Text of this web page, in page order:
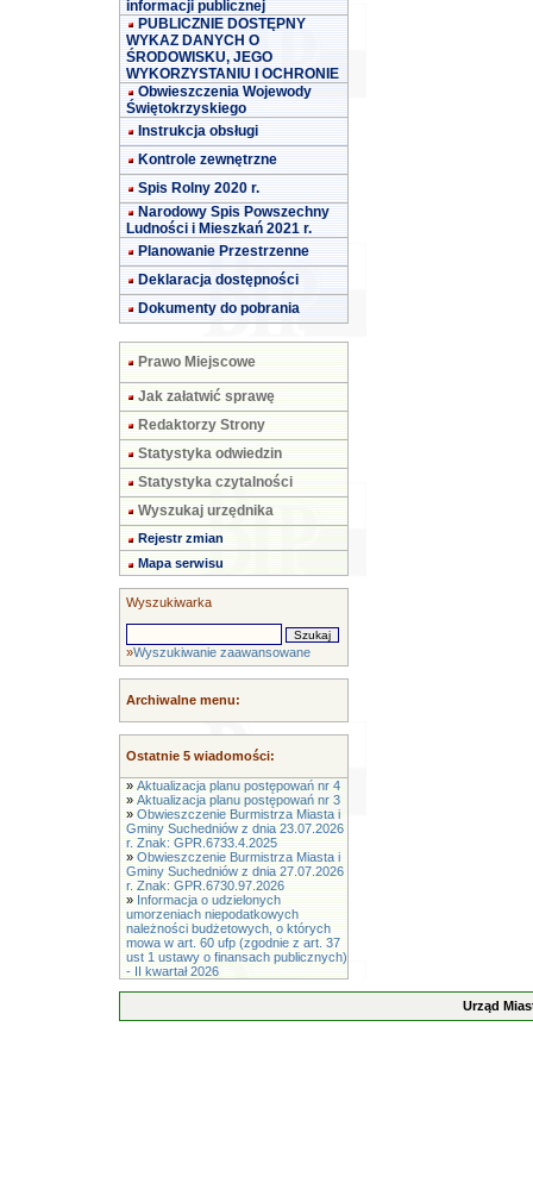
informacji publicznej
PUBLICZNIE DOSTĘPNY
WYKAZ DANYCH O
ŚRODOWISKU, JEGO
WYKORZYSTANIU I OCHRONIE
Obwieszczenia Wojewody
Świętokrzyskiego
Instrukcja obsługi
Kontrole zewnętrzne
Spis Rolny 2020 r.
Narodowy Spis Powszechny
Ludności i Mieszkań 2021 r.
Planowanie Przestrzenne
Deklaracja dostępności
Dokumenty do pobrania
Prawo Miejscowe
Jak załatwić sprawę
Redaktorzy Strony
Statystyka odwiedzin
Statystyka czytalności
Wyszukaj urzędnika
Rejestr zmian
Mapa serwisu
Wyszukiwarka
»Wyszukiwanie zaawansowane
Archiwalne menu:
Ostatnie 5 wiadomości:
» Aktualizacja planu postępowań nr 4
» Aktualizacja planu postępowań nr 3
» Obwieszczenie Burmistrza Miasta i
Gminy Suchedniów z dnia 23.07.2026
r. Znak: GPR.6733.4.2025
» Obwieszczenie Burmistrza Miasta i
Gminy Suchedniów z dnia 27.07.2026
r. Znak: GPR.6730.97.2026
» Informacja o udzielonych
umorzeniach niepodatkowych
należności budżetowych, o których
mowa w art. 60 ufp (zgodnie z art. 37
ust 1 ustawy o finansach publicznych)
- II kwartał 2026
Urząd